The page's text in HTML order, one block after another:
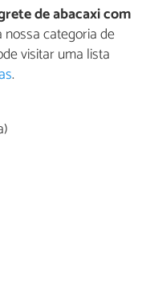
de abacaxi com
categoria de
visitar uma lista
.